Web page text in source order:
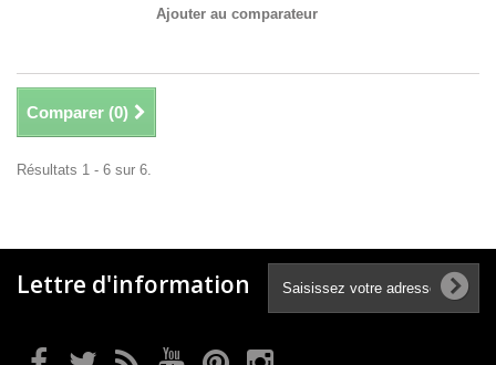
Ajouter au comparateur
Comparer (0)
Résultats 1 - 6 sur 6.
Lettre d'information